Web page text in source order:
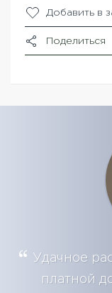
Добавить в
Поделиться
Удачное
платной